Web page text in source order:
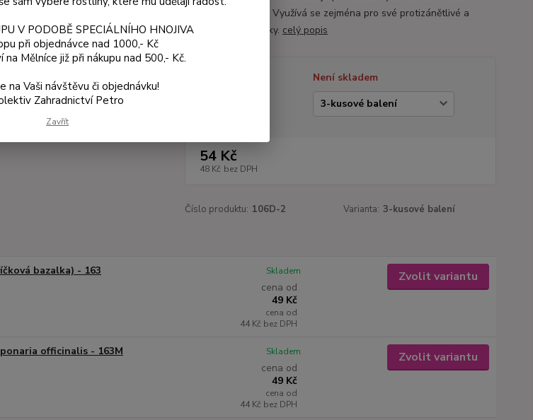
propustnou půdou. Využívá se zejména pro své protizánětlivé a
protinádorové účinky. celý popis
Není skladem
54 Kč
48 Kč bez DPH
Číslo produktu: 106D-2 Varianta: 3-kusové balení
bazalka) - 163
cena od
49 Kč
cena od
44 Kč bez DPH
Skladem Zvolit variantu
officinalis - 163M
cena od
49 Kč
cena od
44 Kč bez DPH
Skladem Zvolit variantu
V PODOBĚ SPECIÁLNÍHO HNOJIVA
při objednávce nad 1000,- Kč
na Mělníce již při nákupu nad 500,- Kč.
na Vaši návštěvu či objednávku!
Zahradnictví Petro
Zavřít